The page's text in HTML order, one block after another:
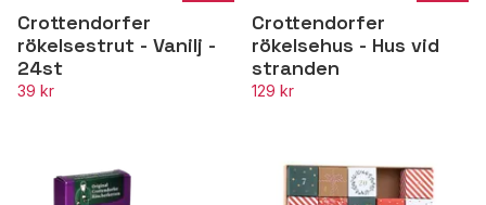
Crottendorfer
rökelsestrut - Vanilj -
24st
39 kr
Crottendorfer
rökelsehus - Hus vid
stranden
129 kr